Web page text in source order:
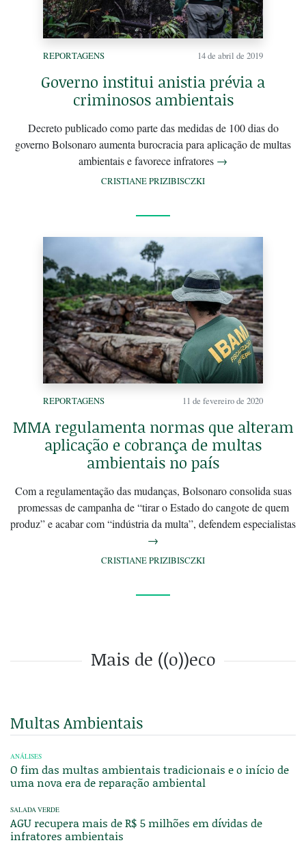
REPORTAGENS 14 de abril de 2019
Governo institui anistia prévia a
criminosos ambientais
Decreto publicado como parte das medidas de 100 dias do
governo Bolsonaro aumenta burocracia para aplicação de multas
ambientais e favorece infratores →
CRISTIANE PRIZIBISCZKI
REPORTAGENS 11 de fevereiro de 2020
MMA regulamenta normas que alteram
aplicação e cobrança de multas
ambientais no país
Com a regulamentação das mudanças, Bolsonaro consolida suas
promessas de campanha de “tirar o Estado do cangote de quem
produz” e acabar com “indústria da multa”, defendem especialistas
→
CRISTIANE PRIZIBISCZKI
Mais de ((o))eco
Multas Ambientais
ANÁLISES
O fim das multas ambientais tradicionais e o início de
uma nova era de reparação ambiental
SALADA VERDE
AGU recupera mais de R$ 5 milhões em dívidas de
infratores ambientais